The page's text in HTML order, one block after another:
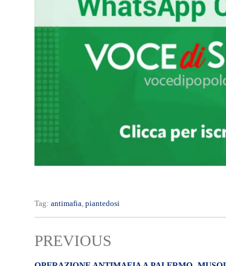
Tag: antimafia piantedosi
PREVIOUS